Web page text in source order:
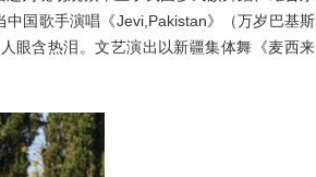
国歌手演唱《Jevi,Pakistan》（万岁巴基斯
眼含热泪。文艺演出以新疆集体舞《麦西来